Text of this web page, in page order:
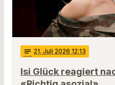
notes 21. Juli 2026 12:13
Isi Glück reagiert